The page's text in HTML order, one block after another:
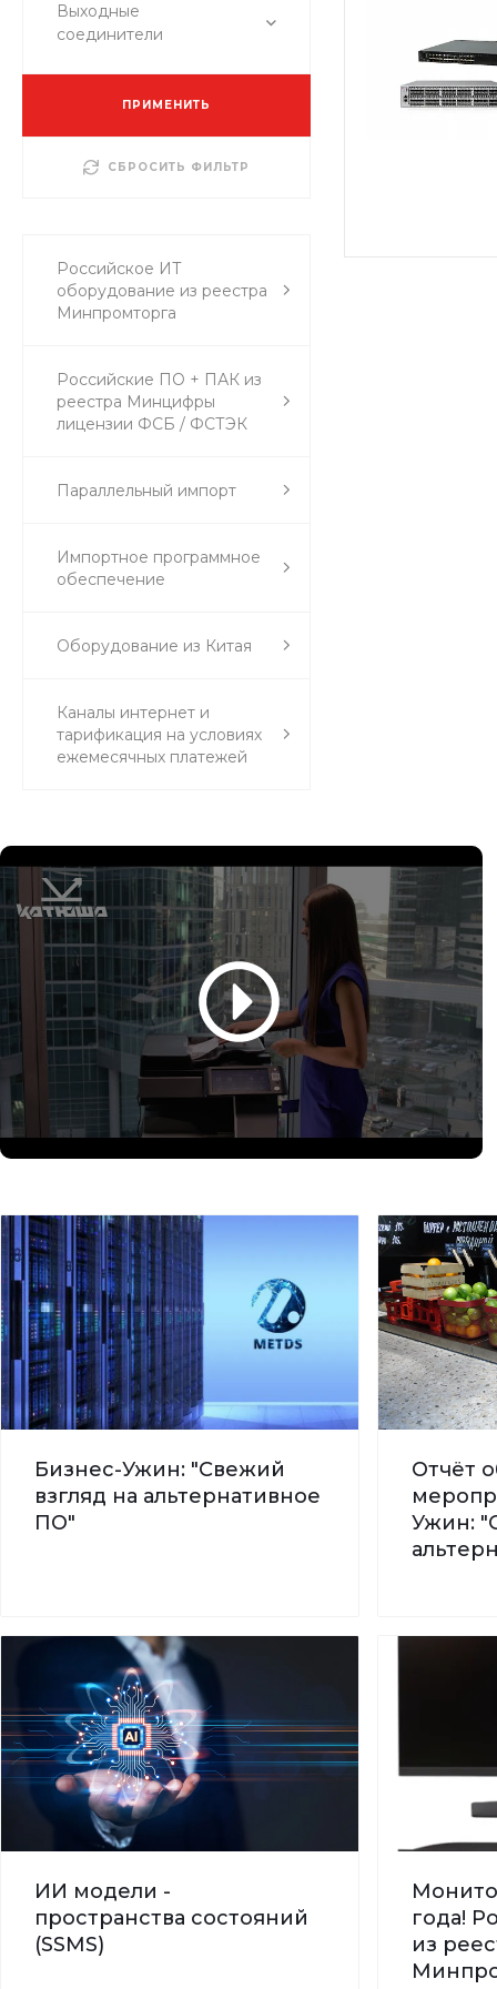
Выходные
соединители
ПРИМЕНИТЬ
СБРОСИТЬ ФИЛЬТР
Российское ИТ
оборудование из реестра
Минпромторга
Российские ПО + ПАК из
реестра Минцифры
лицензии ФСБ / ФСТЭК
Параллельный импорт
Импортное программное
обеспечение
Оборудование из Китая
Каналы интернет и
тарификация на условиях
ежемесячных платежей
Бизнес-Ужин: "Свежий
взгляд на альтернативное
ПО"
Отчёт
Ужин:
ИИ модели -
пространства состояний
(SSMS)
года!
из